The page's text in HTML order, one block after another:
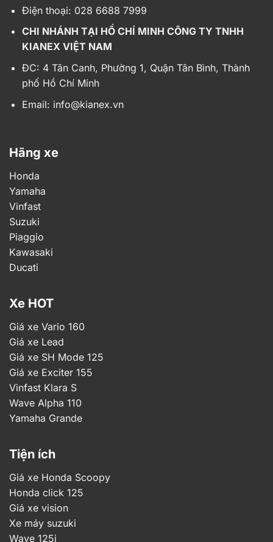
Điện thoại: 028 6688 7999
CHI NHÁNH TẠI HỒ CHÍ MINH CÔNG TY TNHH
KIANEX VIỆT NAM
ĐC: 4 Tân Canh, Phường 1, Quận Tân Bình, Thành
phố Hồ Chí Minh
Email: info@kianex.vn
Hãng xe
Honda
Yamaha
Vinfast
Suzuki
Piaggio
Kawasaki
Ducati
Xe HOT
Giá xe Vario 160
Giá xe Lead
Giá xe SH Mode 125
Giá xe Exciter 155
Vinfast Klara S
Wave Alpha 110
Yamaha Grande
Tiện ích
Giá xe Honda Scoopy
Honda click 125
Giá xe vision
Xe máy suzuki
Wave 125i